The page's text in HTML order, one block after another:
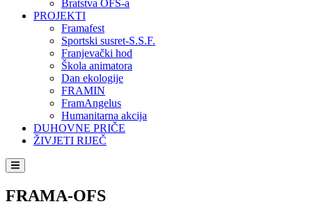
Bratstva OFS-a
PROJEKTI
Framafest
Sportski susret-S.S.F.
Franjevački hod
Škola animatora
Dan ekologije
FRAMIN
FramAngelus
Humanitarna akcija
DUHOVNE PRIČE
ŽIVJETI RIJEČ
FRAMA-OFS